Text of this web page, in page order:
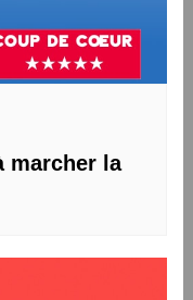
marcher la